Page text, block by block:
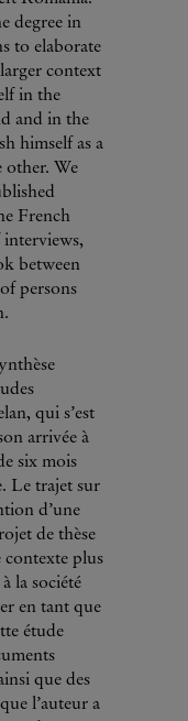
degree in
to elaborate
context
in the
and in the
himself as a
other. We
French
interviews,
between
persons
qui s’est
arrivée à
six mois
Le trajet sur
d’une
de thèse
contexte plus
la société
en tant que
étude
que des
l’auteur a